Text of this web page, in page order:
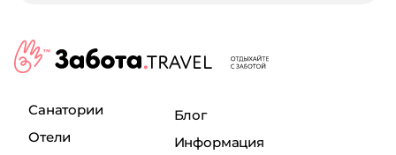
Санатории
Отели
Блог
Информация